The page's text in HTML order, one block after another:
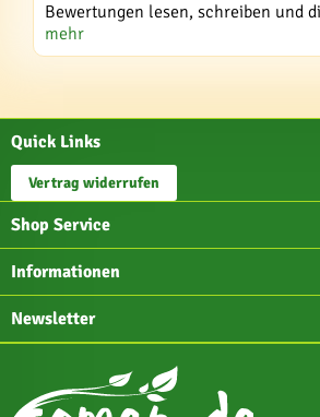
Bewertungen lesen, schreiben und
mehr
Quick Links
Vertrag widerrufen
Shop Service
Informationen
Newsletter